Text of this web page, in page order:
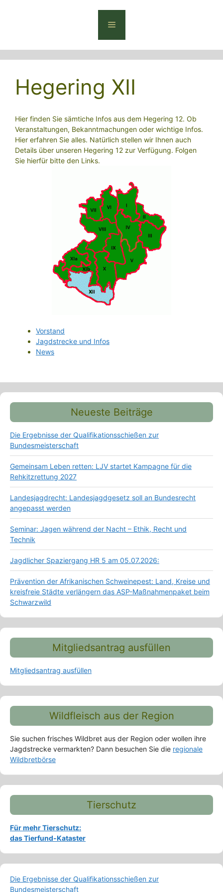
Menü
Hegering XII
Hier finden Sie sämtiche Infos aus dem Hegering 12. Ob
Veranstaltungen, Bekanntmachungen oder wichtige Infos.
Hier erfahren Sie alles. Natürlich stellen wir Ihnen auch
Details über unseren Hegering 12 zur Verfügung. Folgen
Sie hierfür bitte den Links.
Vorstand
Jagdstrecke und Infos
News
Neueste Beiträge
Die Ergebnisse der Qualifikationsschießen zur
Bundesmeisterschaft
Gemeinsam Leben retten: LJV startet Kampagne für die
Rehkitzrettung 2027
Landesjagdrecht: Landesjagdgesetz soll an Bundesrecht
angepasst werden
Seminar: Jagen während der Nacht – Ethik, Recht und
Technik
Jagdlicher Spaziergang HR 5 am 05.07.2026:
Prävention der Afrikanischen Schweinepest: Land, Kreise und
kreisfreie Städte verlängern das ASP-Maßnahmenpaket beim
Schwarzwild
Mitgliedsantrag ausfüllen
Mitgliedsantrag ausfüllen
Wildfleisch aus der Region
Sie suchen frisches Wildbret aus der Region oder wollen ihre
Jagdstrecke vermarkten? Dann besuchen Sie die regionale
Wildbretbörse
Tierschutz
Für mehr Tierschutz:
das Tierfund-Kataster
Die Ergebnisse der Qualifikationsschießen zur
Bundesmeisterschaft